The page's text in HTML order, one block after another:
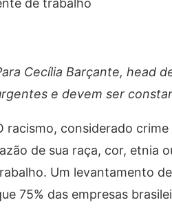
Cecília Barçante, head
e devem ser
racismo, considerado
de sua raça, cor, etnia
Um levantamento
75% das empresas